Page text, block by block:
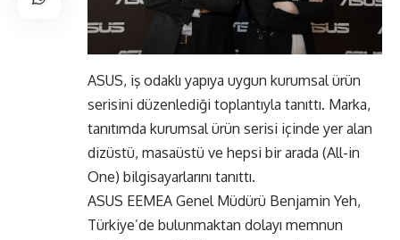
ASUS, iş odaklı yapıya uygun kurumsal ürün
serisini düzenlediği toplantıyla tanıttı. Marka,
tanıtımda kurumsal ürün serisi içinde yer alan
dizüstü, masaüstü ve hepsi bir arada (All-in
One) bilgisayarlarını tanıttı.
ASUS EEMEA Genel Müdürü Benjamin Yeh,
Türkiye’de bulunmaktan dolayı memnun